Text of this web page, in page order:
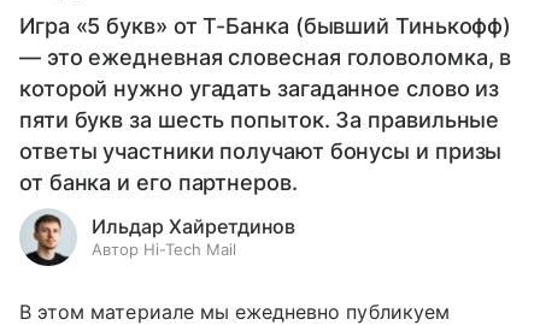
Игра «5 букв» от Т-Банка (бывший Тинькофф)
— это ежедневная словесная головоломка, в
которой нужно угадать загаданное слово из
пяти букв за шесть попыток. За правильные
ответы участники получают бонусы и призы
от банка и его партнеров.
Ильдар Хайретдинов
Автор Hi-Tech Mail
В этом материале мы ежедневно публикуем